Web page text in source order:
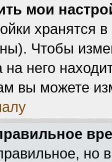
мои
хранятся
Чтобы
него
вы можете
но